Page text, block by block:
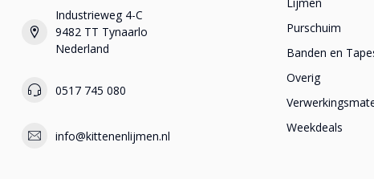
Industrieweg 4-C
9482 TT Tynaarlo
Nederland
0517 745 080
info@kittenenlijmen.nl
Lijmen
Purschuim
Banden en
Overig
Weekdeals